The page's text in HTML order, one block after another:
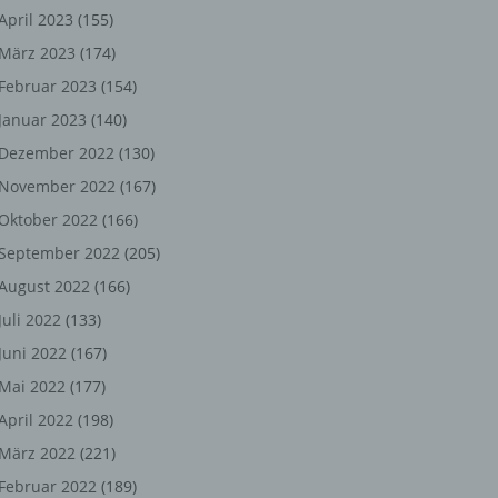
2023 (155)
März 2023 (174)
Februar 2023 (154)
Januar 2023 (140)
Dezember 2022 (130)
November 2022 (167)
Oktober 2022 (166)
September 2022 (205)
2022 (166)
Juli 2022 (133)
Juni 2022 (167)
Mai 2022 (177)
2022 (198)
März 2022 (221)
Februar 2022 (189)
oder